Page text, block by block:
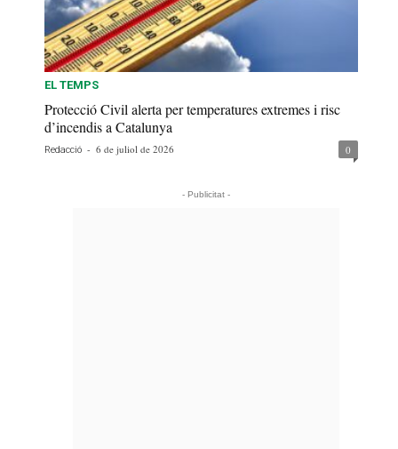
EL TEMPS
Protecció Civil alerta per temperatures extremes i risc
d’incendis a Catalunya
Redacció - 6 de juliol de 2026 0
- Publicitat -